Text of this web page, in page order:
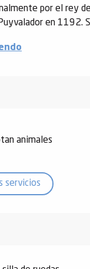
por el rey de
en 1192.
animales
servicios